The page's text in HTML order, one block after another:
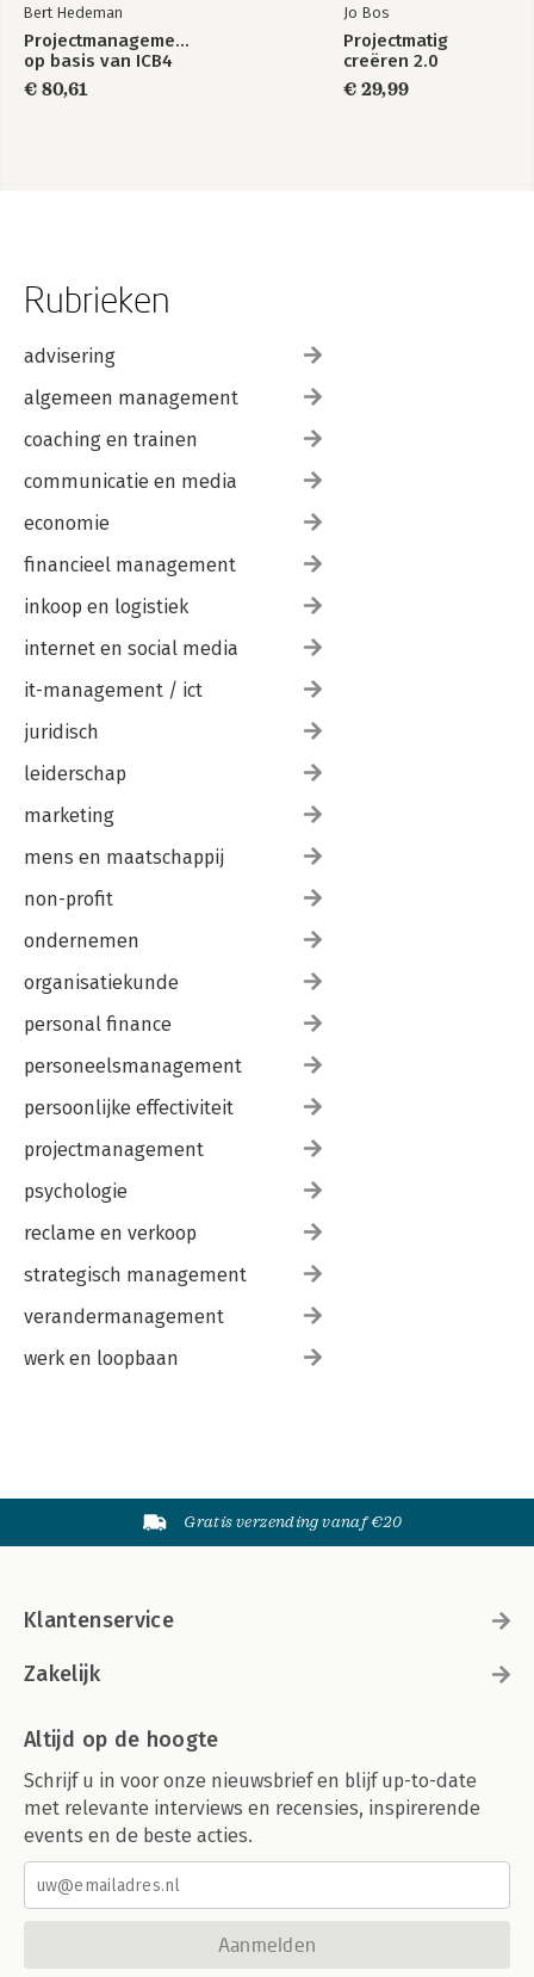
Bert Hedeman
Projectmanagement
op basis van ICB4
€ 80,61
Jo Bos
Projectmatig
creëren 2.0
€ 29,99
Rubrieken
advisering
algemeen management
coaching en trainen
communicatie en media
economie
financieel management
inkoop en logistiek
internet en social media
it-management / ict
juridisch
leiderschap
marketing
mens en maatschappij
non-profit
ondernemen
organisatiekunde
personal finance
personeelsmanagement
persoonlijke effectiviteit
projectmanagement
psychologie
reclame en verkoop
strategisch management
verandermanagement
werk en loopbaan
Gratis verzending vanaf €20
Klantenservice
Zakelijk
Altijd op de hoogte
Schrijf u in voor onze nieuwsbrief en blijf up-to-date
met relevante interviews en recensies, inspirerende
events en de beste acties.
Aanmelden